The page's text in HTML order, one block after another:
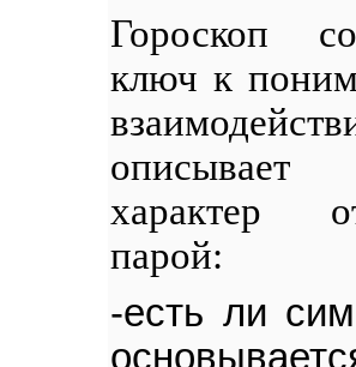
Гороскоп
ключ к
характер
парой:
-есть ли